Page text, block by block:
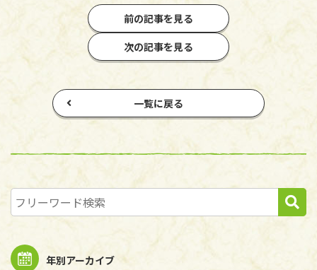
前の記事を見る
次の記事を見る
一覧に戻る
年別アーカイブ